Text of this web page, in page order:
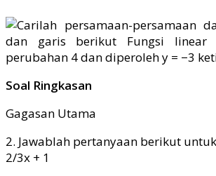
Soal Ringkasan
Gagasan Utama
2. Jawablah pertanyaan berikut
2/3x + 1